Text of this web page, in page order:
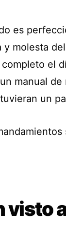
es
molesta
el
manual de
un
visto